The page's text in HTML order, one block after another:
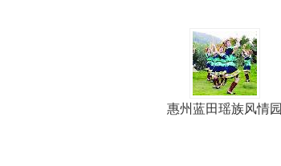
惠州蓝田瑶族风情园